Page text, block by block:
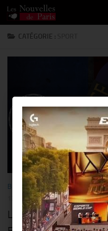
Skip to content
CATÉGORIE :
BUSINESS/DESIGN/MODE/
12 AOÛT 2021
Le « Paris Saint-